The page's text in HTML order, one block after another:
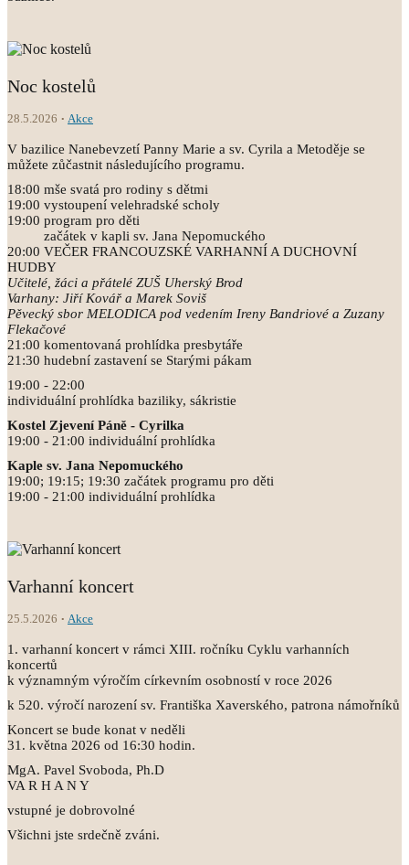
Noc kostelů
28.5.2026 Akce
V bazilice Nanebevzetí Panny Marie a sv. Cyrila a Metoděje se
můžete zůčastnit následujícího programu.
18:00 mše svatá pro rodiny s dětmi
19:00 vystoupení velehradské scholy
19:00 program pro děti
začátek v kapli sv. Jana Nepomuckého
20:00 VEČER FRANCOUZSKÉ VARHANNÍ A DUCHOVNÍ
HUDBY
Učitelé, žáci a přátelé ZUŠ Uherský Brod
Varhany: Jiří Kovář a Marek Soviš
Pěvecký sbor MELODICA pod vedením Ireny Bandriové a Zuzany
Flekačové
21:00 komentovaná prohlídka presbytáře
21:30 hudební zastavení se Starými pákam
19:00 - 22:00
individuální prohlídka baziliky, sákristie
Kostel Zjevení Páně - Cyrilka
19:00 - 21:00 individuální prohlídka
Kaple sv. Jana Nepomuckého
19:00; 19:15; 19:30 začátek programu pro děti
19:00 - 21:00 individuální prohlídka
Varhanní koncert
25.5.2026 Akce
1. varhanní koncert v rámci XIII. ročníku Cyklu varhanních
koncertů
k významným výročím církevním osobností v roce 2026
k 520. výročí narození sv. Františka Xaverského, patrona námořníků
Koncert se bude konat v neděli
31. května 2026 od 16:30 hodin.
MgA. Pavel Svoboda, Ph.D
VA R H A N Y
vstupné je dobrovolné
Všichni jste srdečně zváni.